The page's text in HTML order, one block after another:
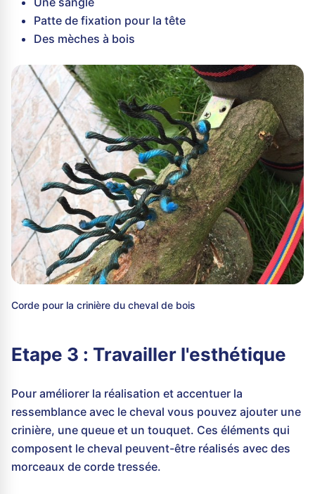
Patte de fixation pour la tête
Des mèches à bois
Corde pour la crinière du cheval de bois
Etape 3 : Travailler l'esthétique
Pour améliorer la réalisation et accentuer la
ressemblance avec le cheval vous pouvez ajouter une
crinière, une queue et un touquet. Ces éléments qui
composent le cheval peuvent-être réalisés avec des
morceaux de corde tressée.